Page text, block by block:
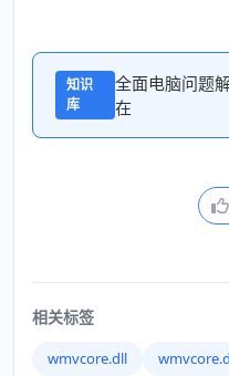
知识
库
全面电脑问题
在
相关标签
wmvcore.dll